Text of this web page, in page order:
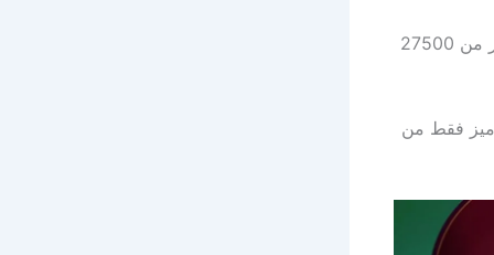
التردد الآن هو 12467 على النايل سات، والاستقطاب أفقي (H)، ومعدل الترميز تغير من 27500
فقط من